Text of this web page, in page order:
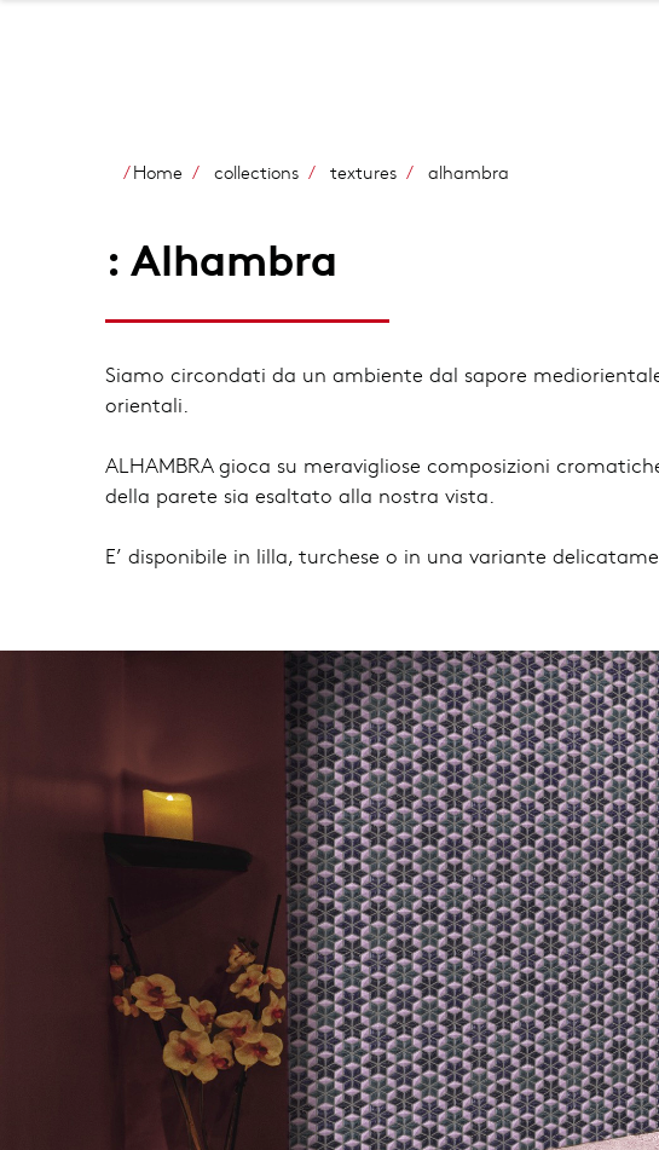
Home collections textures alhambra
: Alhambra
Siamo circondati da un ambiente dal sapore
orientali.
ALHAMBRA gioca su meravigliose composizioni
della parete sia esaltato alla nostra vista.
E’ disponibile in lilla, turchese o in una variante